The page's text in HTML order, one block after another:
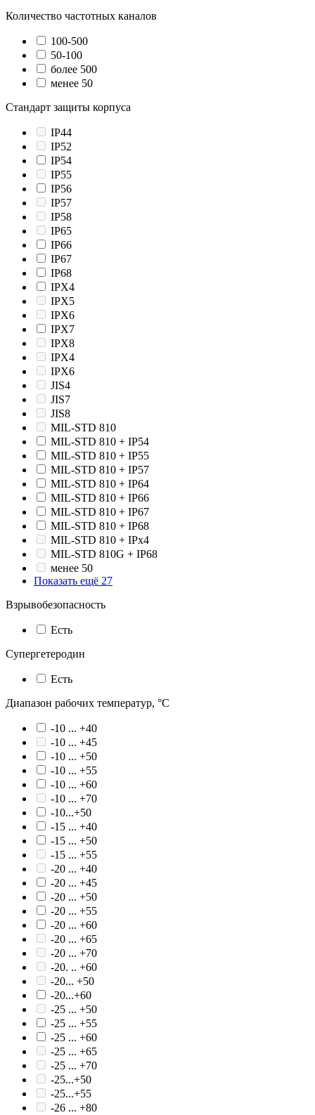
Количество частотных каналов
100-500
50-100
более 500
менее 50
Стандарт защиты корпуса
IP44
IP52
IP54
IP55
IP56
IP57
IP58
IP65
IP66
IP67
IP68
IPX4
IPX5
IPX6
IPX7
IPX8
IPХ4
IPХ6
JIS4
JIS7
JIS8
MIL-STD 810
MIL-STD 810 + IP54
MIL-STD 810 + IP55
MIL-STD 810 + IP57
MIL-STD 810 + IP64
MIL-STD 810 + IP66
MIL-STD 810 + IP67
MIL-STD 810 + IP68
MIL-STD 810 + IPx4
MIL-STD 810G + IP68
менее 50
Показать ещё 27
Взрывобезопасность
Есть
Супергетеродин
Есть
Диапазон рабочих температур, °С
-10 ... +40
-10 ... +45
-10 ... +50
-10 ... +55
-10 ... +60
-10 ... +70
-10...+50
-15 ... +40
-15 ... +50
-15 ... +55
-20 ... +40
-20 ... +45
-20 ... +50
-20 ... +55
-20 ... +60
-20 ... +65
-20 ... +70
-20. .. +60
-20... +50
-20...+60
-25 ... +50
-25 ... +55
-25 ... +60
-25 ... +65
-25 ... +70
-25...+50
-25...+55
-26 ... +80